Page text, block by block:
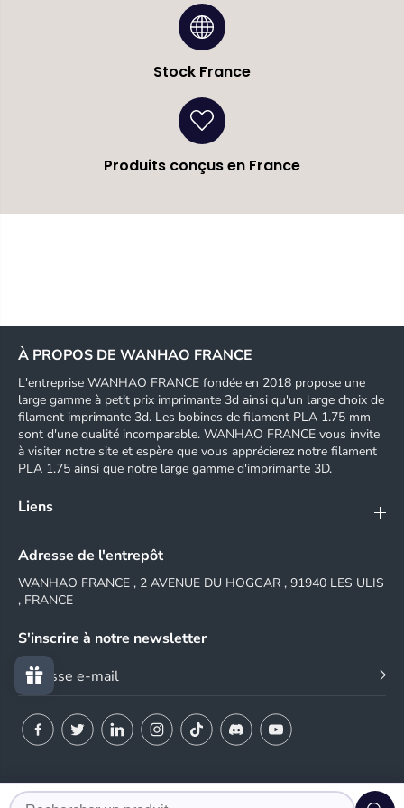
Stock France
Produits conçus en France
À PROPOS DE WANHAO FRANCE
L'entreprise WANHAO FRANCE fondée en 2018 propose une
large gamme à petit prix imprimante 3d ainsi qu'un large choix de
filament imprimante 3d. Les bobines de filament PLA 1.75 mm
sont d'une qualité incomparable. WANHAO FRANCE vous invite
à visiter notre site et espère que vous apprécierez notre filament
PLA 1.75 ainsi que notre large gamme d'imprimante 3D.
Liens
Adresse de l'entrepôt
WANHAO FRANCE , 2 AVENUE DU HOGGAR , 91940 LES ULIS
, FRANCE
S'inscrire à notre newsletter